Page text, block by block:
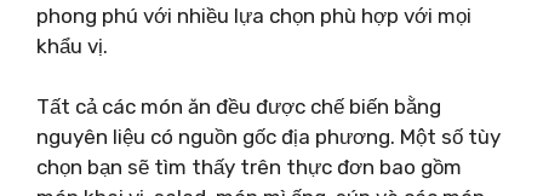
phong phú với nhiều lựa chọn phù hợp với mọi
khẩu vị.
Tất cả các món ăn đều được chế biến bằng
nguyên liệu có nguồn gốc địa phương. Một số tùy
chọn bạn sẽ tìm thấy trên thực đơn bao gồm